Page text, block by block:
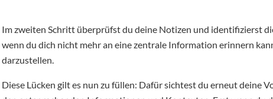
Im zweiten Schritt überprüfst du deine Notizen und identifizierst
wenn du dich nicht mehr an eine zentrale Information erinnern
darzustellen.
Diese Lücken gilt es nun zu füllen: Dafür sichtest du erneut deine